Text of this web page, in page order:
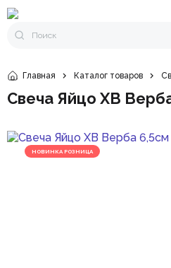
Главная Каталог товаров
Свеча Яйцо ХВ
НОВИНКА РОЗНИЦА